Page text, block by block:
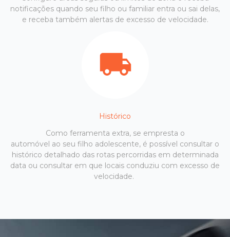
notificações quando seu filho ou familiar entra ou sai delas,
e receba também alertas de excesso de velocidade.
Histórico
Como ferramenta extra, se empresta o
automóvel ao seu filho adolescente, é possível consultar o
histórico detalhado das rotas percorridas em determinada
data ou consultar em que locais conduziu com excesso de
velocidade.